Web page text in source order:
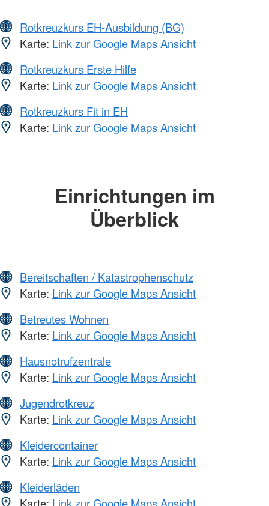
Rotkreuzkurs EH-Ausbildung (BG)
Karte: Link zur Google Maps Ansicht
Rotkreuzkurs Erste Hilfe
Karte: Link zur Google Maps Ansicht
Rotkreuzkurs Fit in EH
Karte: Link zur Google Maps Ansicht
Einrichtungen im
Überblick
Bereitschaften / Katastrophenschutz
Karte: Link zur Google Maps Ansicht
Betreutes Wohnen
Karte: Link zur Google Maps Ansicht
Hausnotrufzentrale
Karte: Link zur Google Maps Ansicht
Jugendrotkreuz
Karte: Link zur Google Maps Ansicht
Kleidercontainer
Karte: Link zur Google Maps Ansicht
Kleiderläden